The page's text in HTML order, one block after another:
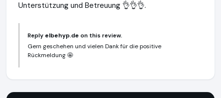
Unterstützung und Betreuung 👌👌👌.
Reply elbehyp.de on this review.
Gern geschehen und vielen Dank für die positive
Rückmeldung 🤩